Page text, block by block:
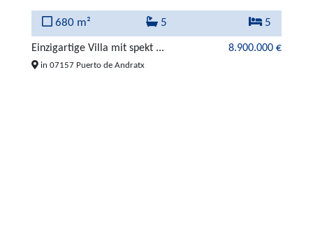
680 m² 5 5
Einzigartige Villa mit spekt ... 8.900.000 €
in 07157 Puerto de Andratx